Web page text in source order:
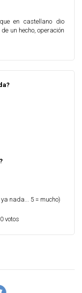
en castellano dio
un hecho, operación
nada... 5 = mucho)
0 votos